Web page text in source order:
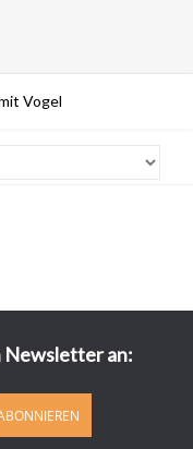
Vogel
Newsletter an: